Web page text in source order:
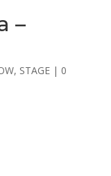
–
, STAGE| 0